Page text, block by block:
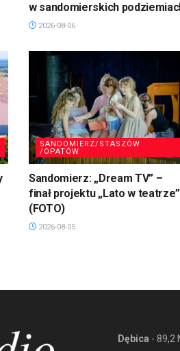
w sandomierskich
2026-08-06
SANDOMIERZ/STASZÓW
/OPATÓW
Sandomierz: „Dream TV” –
finał projektu „Lato w teatrze”
(FOTO)
2026-08-05
Dębica - 89,2